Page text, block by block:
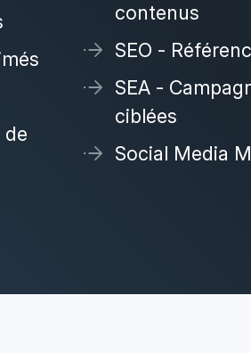
de
contenus
SEO -
SEA -
ciblées
Social Media